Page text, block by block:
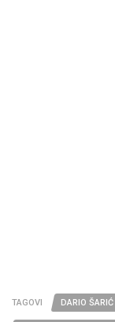
TAGOVI DARIO ŠARIĆ